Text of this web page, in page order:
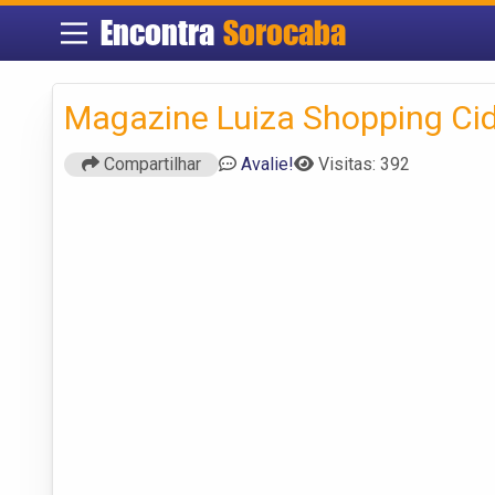
Encontra Sorocaba
Magazine Luiza Shopping
Compartilhar Avalie! Visitas: 392